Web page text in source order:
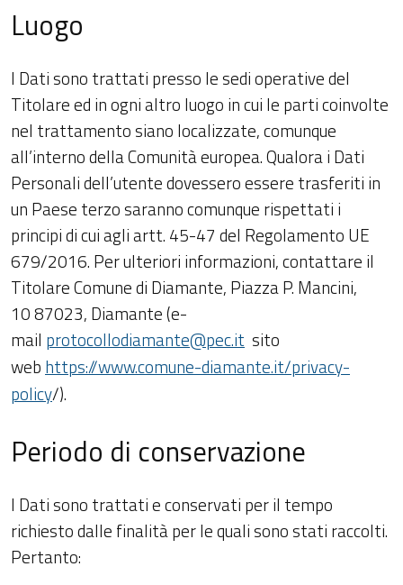
Luogo
I Dati sono trattati presso le sedi operative del
Titolare ed in ogni altro luogo in cui le parti coinvolte
nel trattamento siano localizzate, comunque
all’interno della Comunità europea. Qualora i Dati
Personali dell’utente dovessero essere trasferiti in
un Paese terzo saranno comunque rispettati i
principi di cui agli artt. 45-47 del Regolamento UE
679/2016. Per ulteriori informazioni, contattare il
Titolare Comune di Diamante, Piazza P. Mancini,
10 87023, Diamante (e-
mail protocollodiamante@pec.it sito
web https://www.comune-diamante.it/privacy-
policy/).
Periodo di conservazione
I Dati sono trattati e conservati per il tempo
richiesto dalle finalità per le quali sono stati raccolti.
Pertanto: